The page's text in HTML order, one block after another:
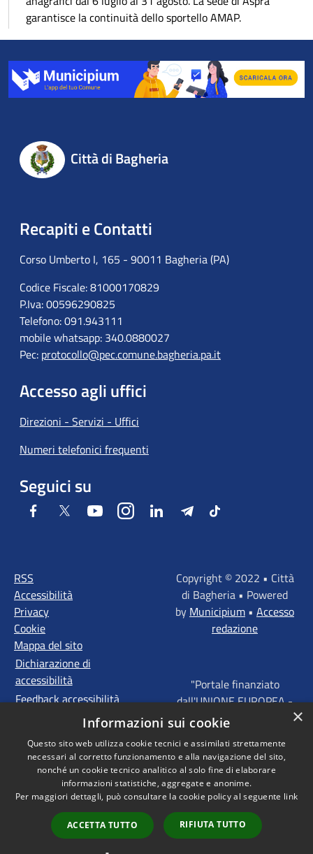
garantisce la continuità dello sportello AMAP.
Città di Bagheria
Recapiti e Contatti
Corso Umberto I, 165 - 90011 Bagheria (PA)
Codice Fiscale: 81000170829
P.Iva: 00596290825
Telefono: 091.943111
mobile whatsapp: 340.0880027
Pec: protocollo@pec.comune.bagheria.pa.it
Accesso agli uffici
Direzioni - Servizi - Uffici
Numeri telefonici frequenti
Seguici su
Facebook Twitter YoutubeInstagramLinkedIn TelegramTiktok
RSS
Accessibilità
Privacy
Cookie
Mappa del sito
Dichiarazione di
accessibilità
Feedback accessibilità
Copyright © 2022 • Città
di Bagheria • Powered
by Municipium • Accesso
redazione
"Portale finanziato
dall'UNIONE EUROPEA -
FONDI STRUTTURALI
EUROPEI - Programma
Operativo FESR Sicilia
2014 - 2020 Agenda
Urbana ITI "Palermo -
Bagheria"
×
Informazioni sui cookie
Questo sito web utilizza cookie tecnici e assimilati strettamente
necessari al corretto funzionamento e alla navigazione del sito,
nonché un cookie tecnico analitico al solo fine di elaborare
informazioni statistiche, aggregate e anonime.
Per maggiori dettagli, può consultare la cookie policy al seguente link
ACCETTA TUTTO RIFIUTA TUTTO